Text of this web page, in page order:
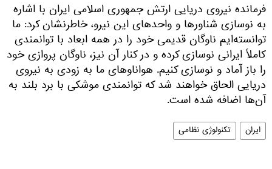
فرمانده نیروی دریایی ارتش جمهوری اسلامی ایران با اشاره
به نوسازی شناورها و واحدهای این نیرو،‌ خاطرنشان کرد: ما
توانسته‌ایم ناوگان قدیمی خود را در همه ابعاد با توانمندی
کاملاً ایرانی نوسازی کرده و در کنار آن نیز، ناوگان پروازی خود
را باز آماد و نوسازی کنیم. هواناوهای ما به زودی به نیروی
دریایی الحاق خواهند شد که توانمندی موشکی با برد بلند به
آن‌ها اضافه شده است.
ایران تکنولوژی نظامی